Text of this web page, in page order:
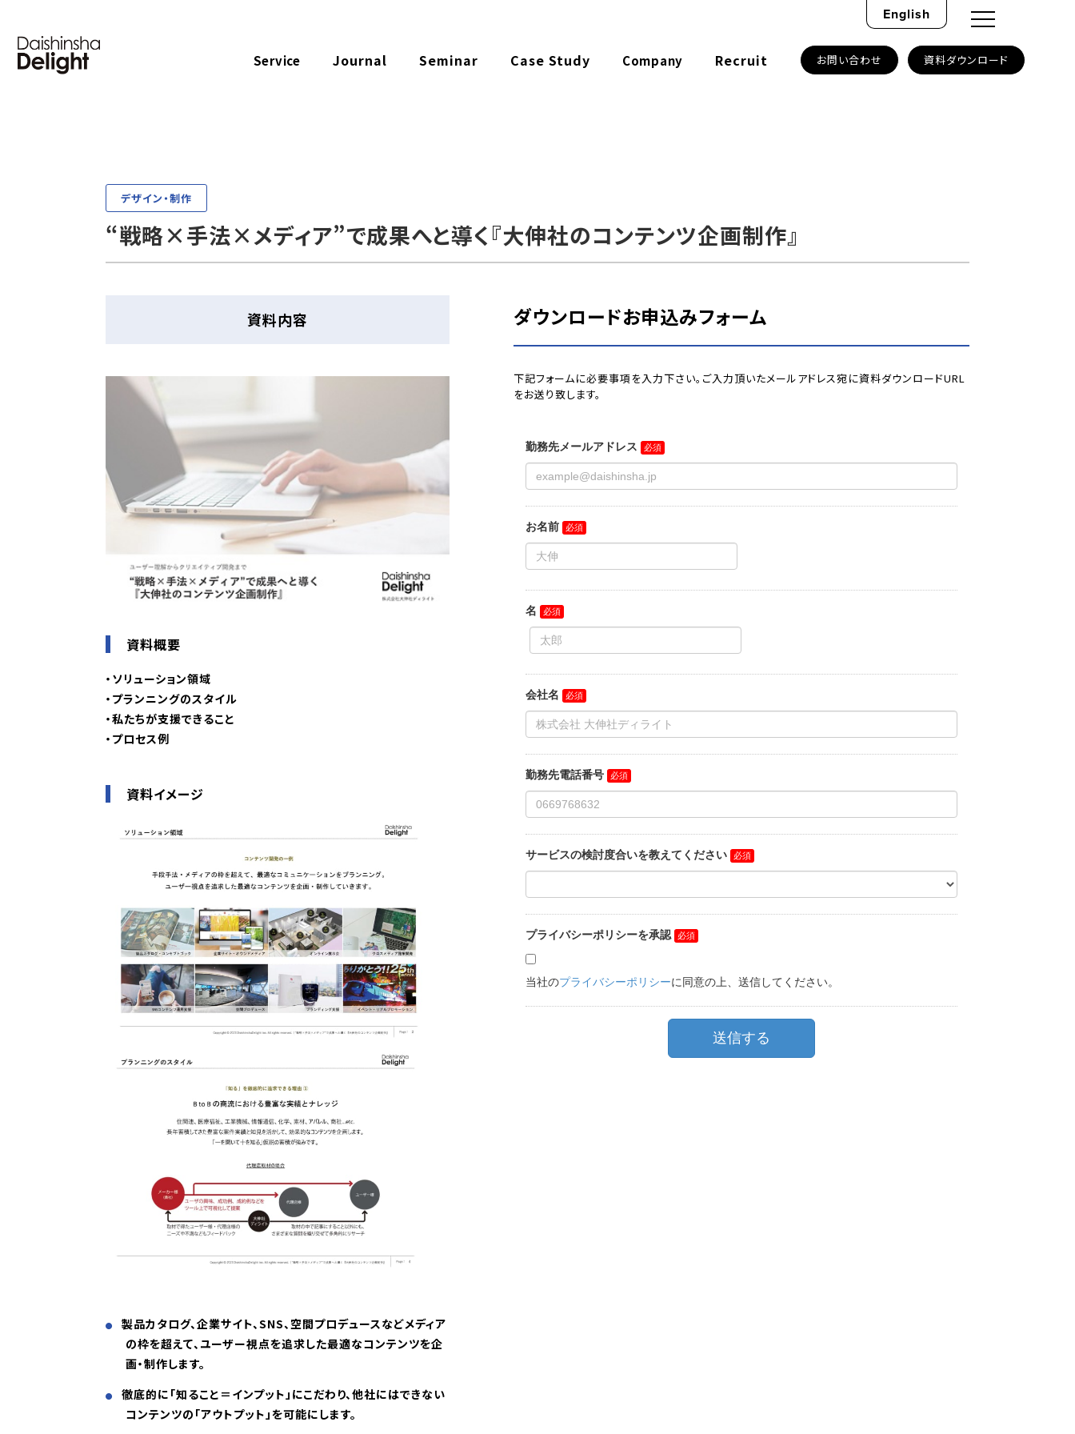
Service Journal Seminar Case Study Company Recruit お問い合わせ 資料ダウンロード
English
デザイン・制作
“戦略×手法×メディア”で成果へと導く『大伸社のコンテンツ企画制作』
資料内容
資料概要
・ソリューション領域
・プランニングのスタイル
・私たちが支援できること
・プロセス例
資料イメージ
製品カタログ、企業サイト、SNS、空間プロデュースなどメディア
の枠を超えて、ユーザー視点を追求した最適なコンテンツを企
画・制作します。
徹底的に「知ること＝インプット」にこだわり、他社にはできない
コンテンツの「アウトプット」を可能にします。
ダウンロードお申込みフォーム
下記フォームに必要事項を入力下さい。ご入力頂いたメールアドレス宛に資料ダウンロードURL
をお送り致します。